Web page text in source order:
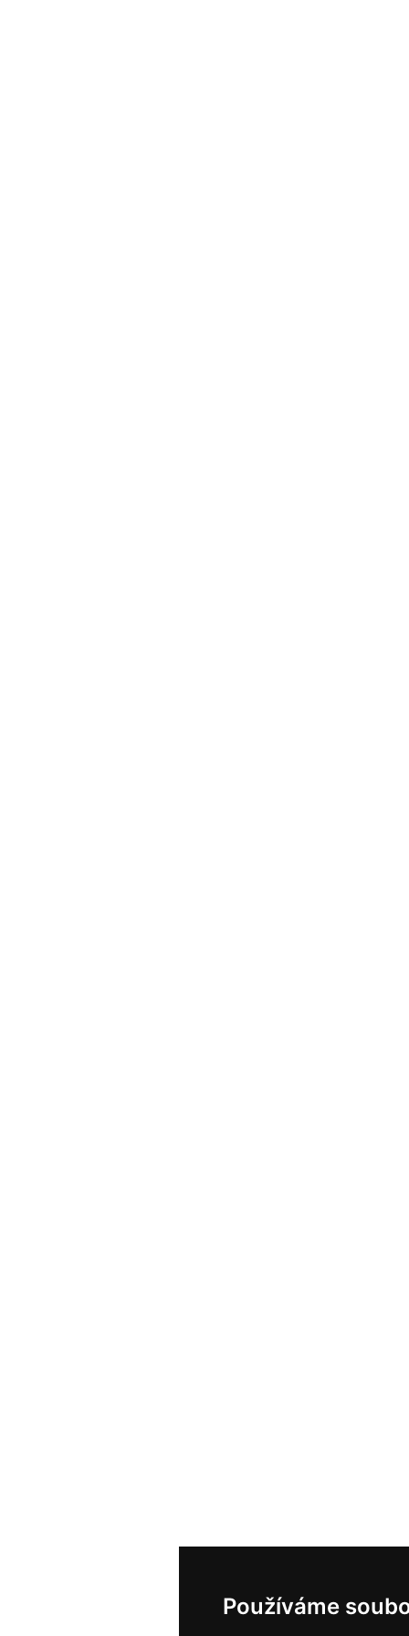
Používáme